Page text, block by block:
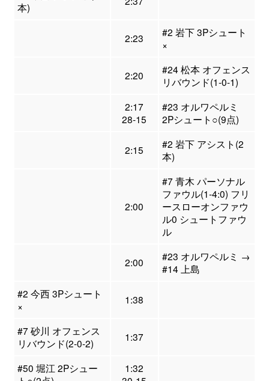
本)
2:23
#2 岩下 3Pシュート
×
2:20
#24 松本 オフェンス
リバウンド(1-0-1)
2:17
28-15
#23 オルワペルミ
2Pシュート○(9点)
2:15
#2 岩下 アシスト(2
本)
2:00
#7 青木 パーソナル
ファウル(1-4:0) フリ
ースローオンファウ
ル0 シュートファウ
ル
2:00
#23 オルワペルミ →
#14 上島
#2 今西 3Pシュート
×
1:38
#7 砂川 オフェンス
リバウンド(2-0-2)
1:37
#50 堀江 2Pシュー
1:32